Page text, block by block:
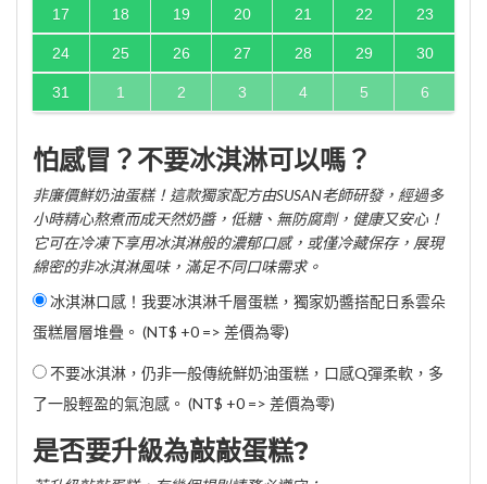
17 18 19 20 21 22 23
24 25 26 27 28 29 30
31 1 2 3 4 5 6
怕感冒？不要冰淇淋可以嗎？
非廉價鮮奶油蛋糕！這款獨家配方由SUSAN老師研發，經過多
小時精心熬煮而成天然奶醬，低糖、無防腐劑，健康又安心！
它可在冷凍下享用冰淇淋般的濃郁口感，或僅冷藏保存，展現
綿密的非冰淇淋風味，滿足不同口味需求。
冰淇淋口感！我要冰淇淋千層蛋糕，獨家奶醬搭配日系雲朵
蛋糕層層堆疊。 (NT$ +0 => 差價為零)
不要冰淇淋，仍非一般傳統鮮奶油蛋糕，口感Q彈柔軟，多
了一股輕盈的氣泡感。 (NT$ +0 => 差價為零)
是否要升級為敲敲蛋糕?